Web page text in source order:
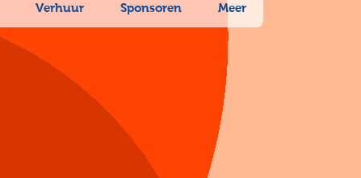
Verhuur Sponsoren Meer